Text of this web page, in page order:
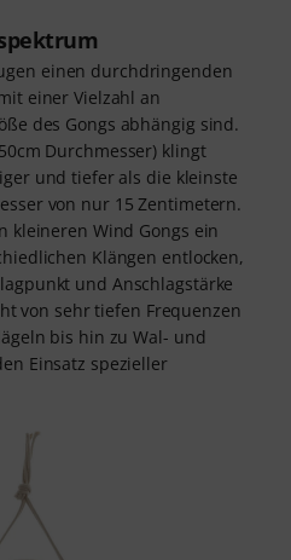
einen durchdringenden
einer Vielzahl an
des Gongs abhängig sind.
Durchmesser) klingt
und tiefer als die kleinste
von nur 15 Zentimetern.
kleineren Wind Gongs ein
Klängen entlocken,
und Anschlagstärke
von sehr tiefen Frequenzen
bis hin zu Wal- und
Einsatz spezieller